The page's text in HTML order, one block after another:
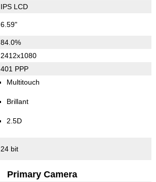
IPS LCD
6.59"
84.0%
2412x1080
401 PPP
Multitouch
Brillant
2.5D
24 bit
Primary Camera